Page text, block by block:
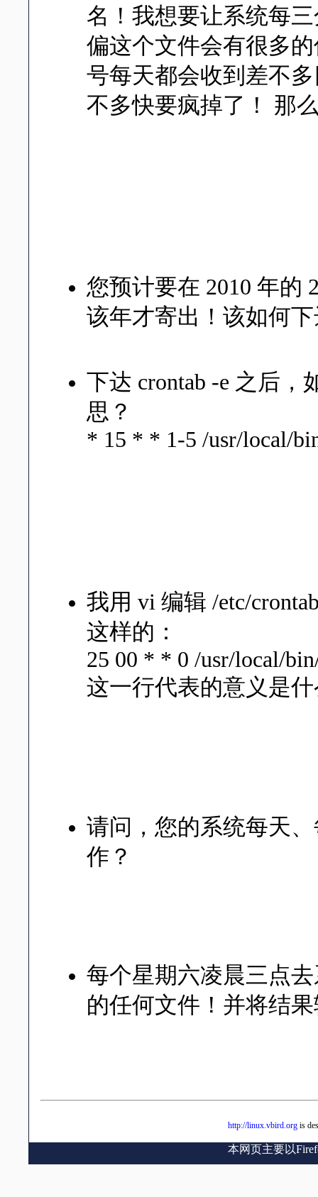
名！我想要让系统每
偏这个文件会有很多
号每天都会收到差不
不多快要疯掉了！ 那
您预计要在 2010 年的
该年才寄出！该如何
下达 crontab -e 之后
思？
* 15 * * 1-5 /usr/local/
我用 vi 编辑 /etc/
这样的：
25 00 * * 0 /usr/local/
这一行代表的意义是
请问，您的系统每天
作？
每个星期六凌晨三点
的任何文件！并将结
http://linux.vbird.org is
本网页主要以